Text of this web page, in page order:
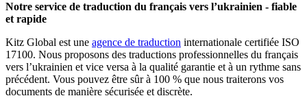
Notre service de traduction du français vers l’ukrainien - fiable
et rapide
Kitz Global est une agence de traduction internationale certifiée ISO
17100. Nous proposons des traductions professionnelles du français
vers l’ukrainien et vice versa à la qualité garantie et à un rythme sans
précédent. Vous pouvez être sûr à 100 % que nous traiterons vos
documents de manière sécurisée et discrète.